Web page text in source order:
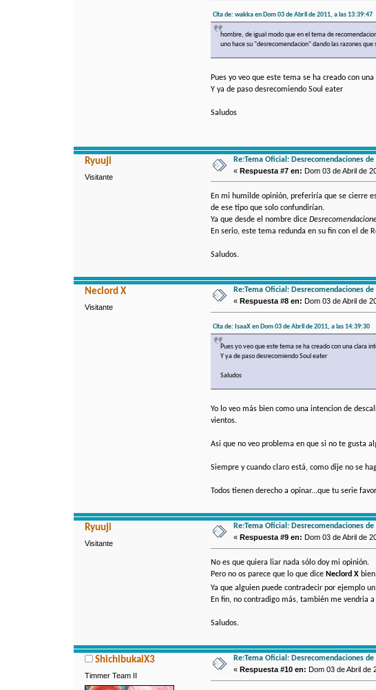
Cita de: wakka en Dom 03 de Abril de 2011, a las 13:39:47
hombre, de igual modo que en el tema de
uno hace su "desrecomendacion" dando las razones
Pues yo veo que este tema se ha creado con
Y ya de paso desrecomiendo Soul eater
Saludos
Ryuuji
Visitante
Re:Tema Oficial: Desrecomendaciones
« Respuesta #7 en: Dom 03 de Abril de
En mi humilde opinión, preferiría que se cierre
de ese tipo que solo confundirían.
Ya que desde el nombre dice
En serio, este tema redunda en su fin con el de
Saludos.
Neclord X
Visitante
Re:Tema Oficial: Desrecomendaciones
« Respuesta #8 en: Dom 03 de Abril de
Cita de: IsaaX en Dom 03 de Abril de 2011, a las 14:39:30
Pues yo veo que este tema se ha creado con una clara
Y ya de paso desrecomiendo Soul eater
Saludos
Yo lo veo más bien como una intencion de
vientos.
Asi que no veo problema en que si no te gusta
Siempre y cuando claro está, como dije no se
Todos tienen derecho a opinar...que tu serie
Ryuuji
Visitante
Re:Tema Oficial: Desrecomendaciones
« Respuesta #9 en: Dom 03 de Abril de
No es que quiera liar nada sólo doy mi opinión.
Pero no os parece que lo que dice Neclord X
Ya que alguien puede contradecir por ejemplo
En fin, no contradigo más, también me vendria
Saludos.
ShichibukaiX3
Timmer Team II
Re:Tema Oficial: Desrecomendaciones
« Respuesta #10 en: Dom 03 de Abril de